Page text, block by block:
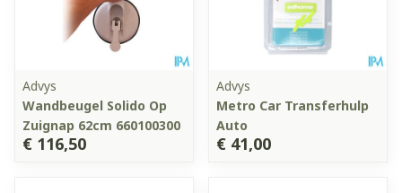
Advys
Wandbeugel Solido Op
Zuignap 62cm 660100300
€ 116,50
Advys
Metro Car Transferhulp
Auto
€ 41,00